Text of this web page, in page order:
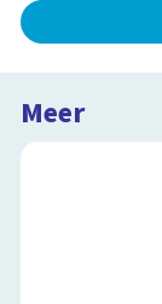
Meer